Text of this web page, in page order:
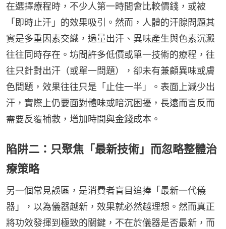
在選擇療程時，不少人第一時間會比較價錢，或被
「即時止汗」的效果吸引。然而，人體的汗腺問題其
實是多重因素交織，過量出汗、異味產生與色素沉澱
往往同時存在。坊間許多低價或單一技術的療程，往
往只針對出汗（或單一問題），卻未有兼顧異味或膚
色問題，效果往往只是「止住一半」。表面上減少出
汗，實際上仍要面對體味或暗沉困擾，長遠而言反而
需要反覆補救，增加時間與金錢成本。
陷阱二：只聚焦「最新技術」而忽略整體治
療策略
另一個常見誤區，是消費者盲目追捧「最新一代儀
器」，以為儀器越新，效果就必然越理想。然而真正
將功效發揮到極致的關鍵，不在於儀器是否最新，而